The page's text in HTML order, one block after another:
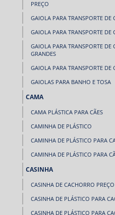
PREÇO
GAIOLA PARA TRANSPORTE DE
GAIOLA PARA TRANSPORTE DE
GAIOLA PARA TRANSPORTE DE
GRANDES
GAIOLA PARA TRANSPORTE DE
GAIOLAS PARA BANHO E TOSA
CAMA
CAMA PLÁSTICA PARA CÃES
CAMINHA DE PLÁSTICO
CAMINHA DE PLÁSTICO PARA
CAMINHA DE PLÁSTICO PARA
CASINHA
CASINHA DE CACHORRO PREÇO
CASINHA DE PLÁSTICO PARA
CASINHA DE PLÁSTICO PARA